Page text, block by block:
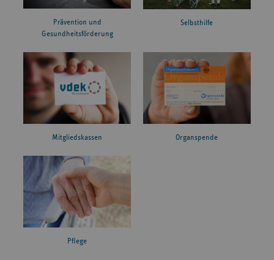
Prävention und
Gesundheitsförderung
Selbsthilfe
Mitgliedskassen Organspende
Pflege